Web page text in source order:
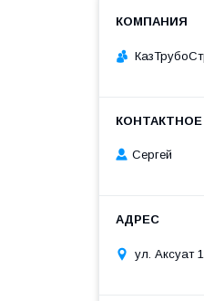
Сергей
ул. Аксуат